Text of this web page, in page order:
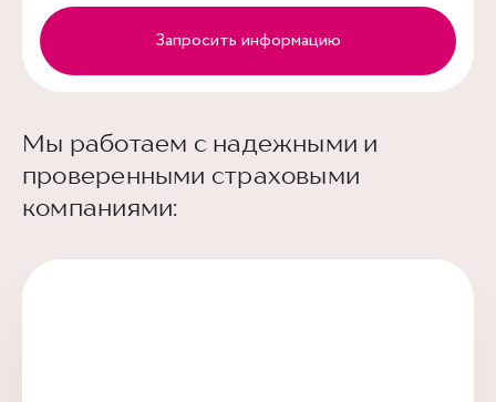
Запросить информацию
Мы работаем с надежными и
проверенными страховыми
компаниями: